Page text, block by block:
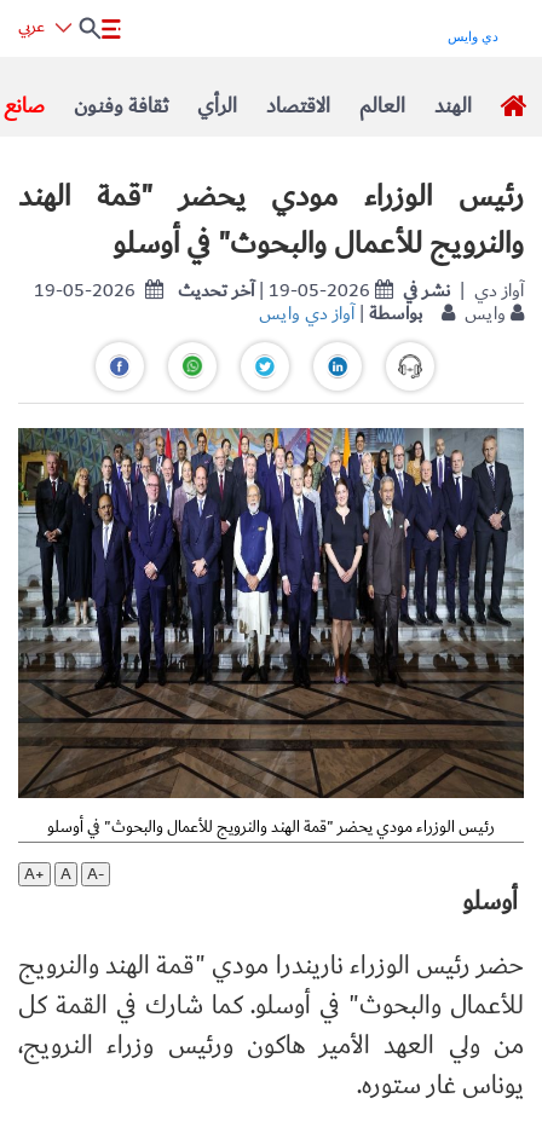
صانع ثقافة وفنون الرأي الاقتصاد العالم الهند
رئيس الوزراء مودي يحضر "قمة الهند
والنرويج للأعمال والبحوث" في أوسلو
19-05-2026 آخر تحديث| 19-05-2026 نشر في | آواز دي
وايس بواسطة|آواز دي وايس
رئيس الوزراء مودي يحضر "قمة الهند والنرويج للأعمال والبحوث" في أوسلو
A+
A A-
أوسلو
حضر رئيس الوزراء ناريندرا مودي "قمة الهند والنرويج
للأعمال والبحوث" في أوسلو. كما شارك في القمة كل
من ولي العهد الأمير هاكون ورئيس وزراء النرويج،
يوناس غار ستوره.